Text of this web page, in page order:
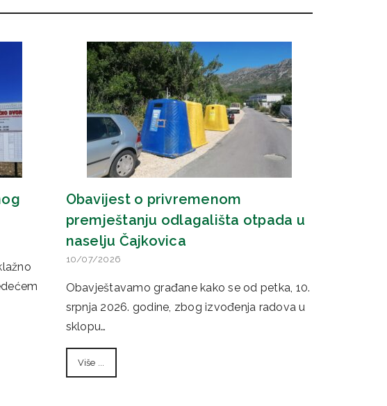
Obavijest o privremenom
premještanju odlagališta otpada u
naselju Čajkovica
10/07/2026
Obavještavamo građane kako se od petka, 10.
srpnja 2026. godine, zbog izvođenja radova u
sklopu…
Više ...